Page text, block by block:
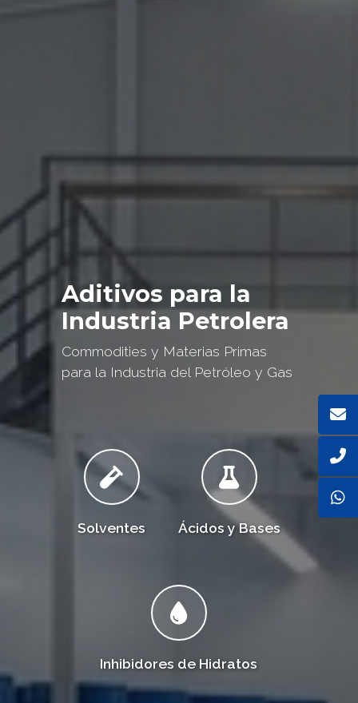
Aditivos para la
Industria Petrolera
Commodities y Materias Primas
para la Industria del Petróleo y Gas
Solventes Ácidos y Bases
Inhibidores de Hidratos